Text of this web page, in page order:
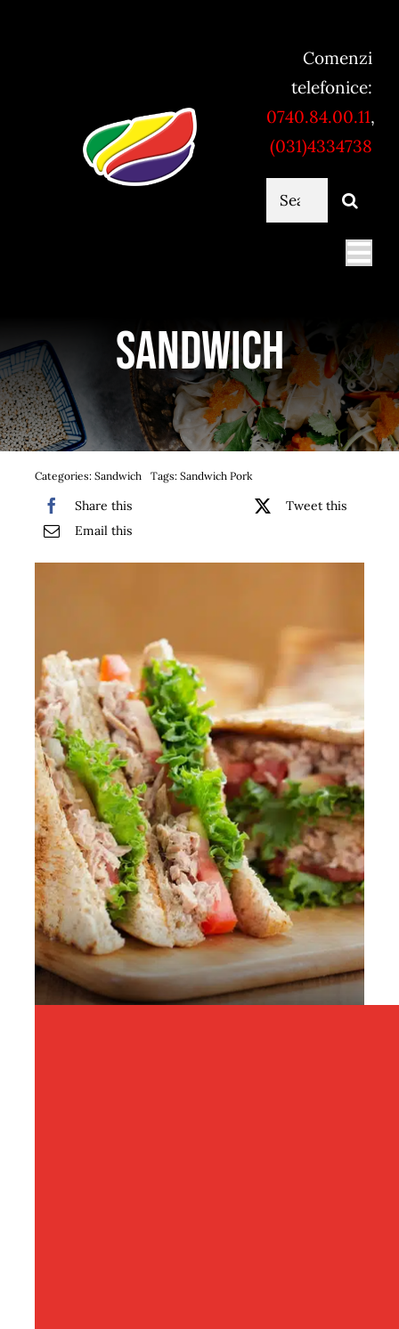
Comenzi
telefonice:
0740.84.00.11,
(031)4334738
Cautare...
Servicii catering
Bufet suedez si Coffee Break
Sushi
Cos
Sandwich
Categories: Sandwich Tags: Sandwich Pork
Share this
Tweet this
Email this